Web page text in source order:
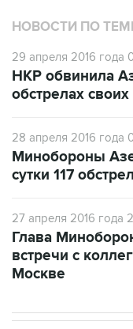
29 апреля 2016 года
обстрелах своих
28 апреля 2016 года
сутки 117
27 апреля 2016 года
встречи с
Москве